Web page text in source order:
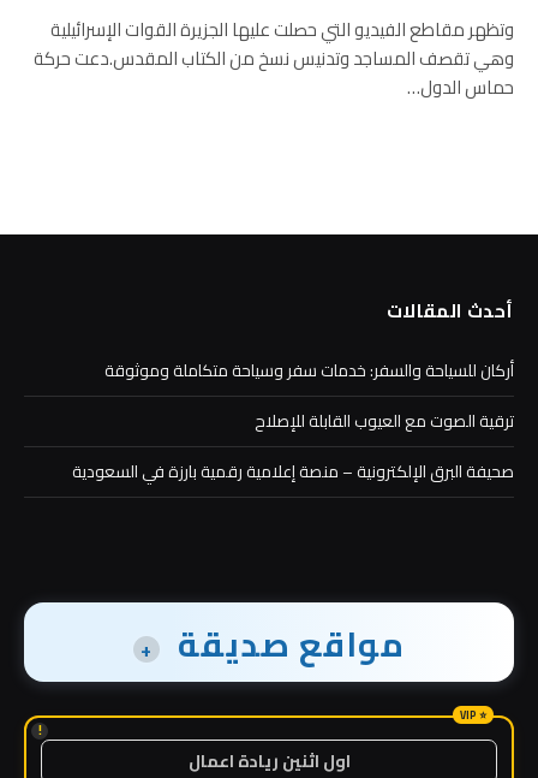
وتظهر مقاطع الفيديو التي حصلت عليها الجزيرة القوات الإسرائيلية
وهي تقصف المساجد وتدنيس نسخ من الكتاب المقدس.دعت حركة
حماس الدول…
أحدث المقالات
أركان للسياحة والسفر: خدمات سفر وسياحة متكاملة وموثوقة
ترقية الصوت مع العيوب القابلة للإصلاح
صحيفة البرق الإلكترونية – منصة إعلامية رقمية بارزة في السعودية
مواقع صديقة +
!
اول اثنين ريادة اعمال